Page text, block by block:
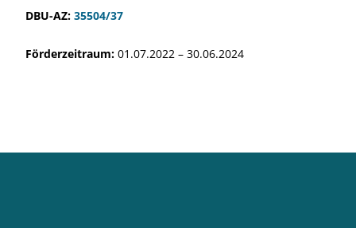
DBU-AZ: 35504/37
Förderzeitraum: 01.07.2022 – 30.06.2024